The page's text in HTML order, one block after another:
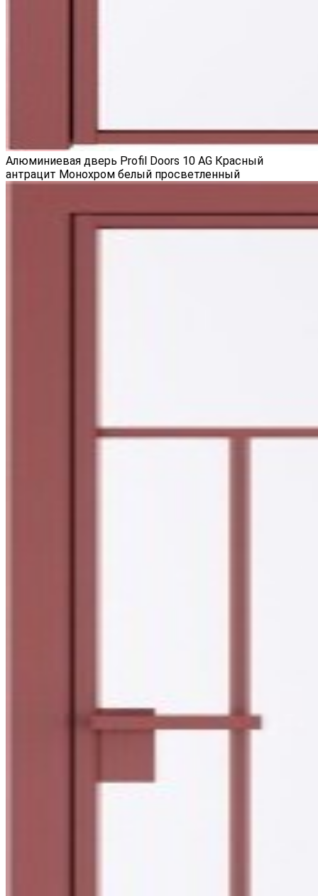
Алюминиевая дверь Profil Doors 10 AG Красный
антрацит Монохром белый просветленный